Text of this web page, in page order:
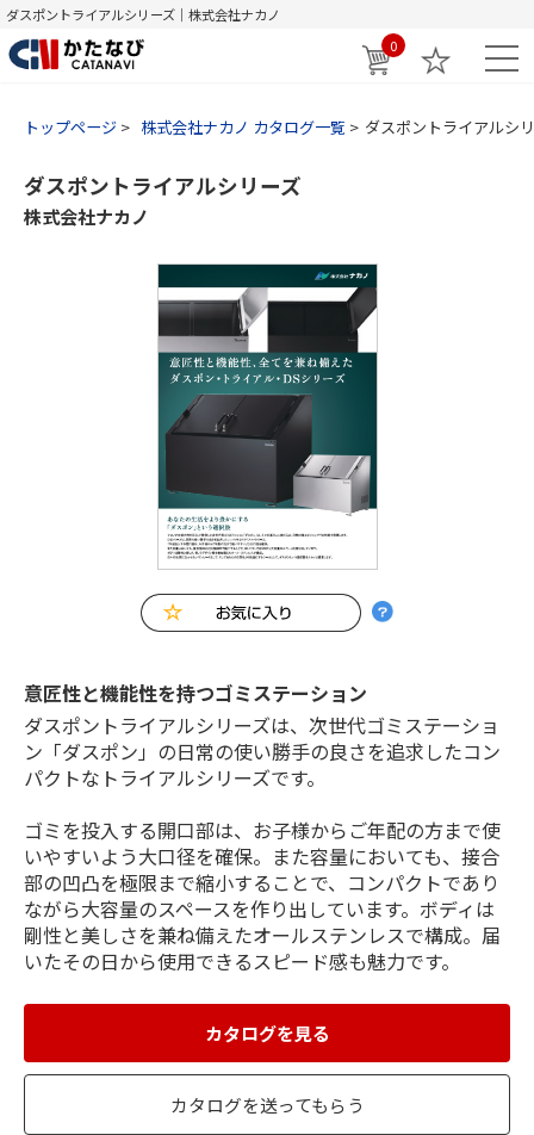
ダスポントライアルシリーズ｜株式会社ナカノ
0
トップページ 株式会社ナカノ カタログ一覧 ダスポントライアルシ
ダスポントライアルシリーズ
株式会社ナカノ
意匠性と機能性を持つゴミステーション
ダスポントライアルシリーズは、次世代ゴミステーショ
ン「ダスポン」の日常の使い勝手の良さを追求したコン
パクトなトライアルシリーズです。
ゴミを投入する開口部は、お子様からご年配の方まで使
いやすいよう大口径を確保。また容量においても、接合
部の凹凸を極限まで縮小することで、コンパクトであり
ながら大容量のスペースを作り出しています。ボディは
剛性と美しさを兼ね備えたオールステンレスで構成。届
いたその日から使用できるスピード感も魅力です。
カタログを見る
カタログを送ってもらう